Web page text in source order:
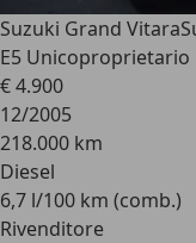
Suzuki Grand Vitara
E5 Unicoproprietario
€ 4.900
12/2005
218.000 km
Diesel
6,7 l/100 km (comb.)
Rivenditore